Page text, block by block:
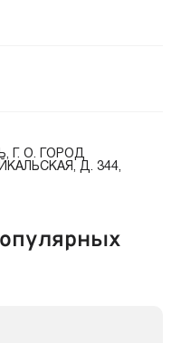
Г. О. ГОРОД
Д. 344,